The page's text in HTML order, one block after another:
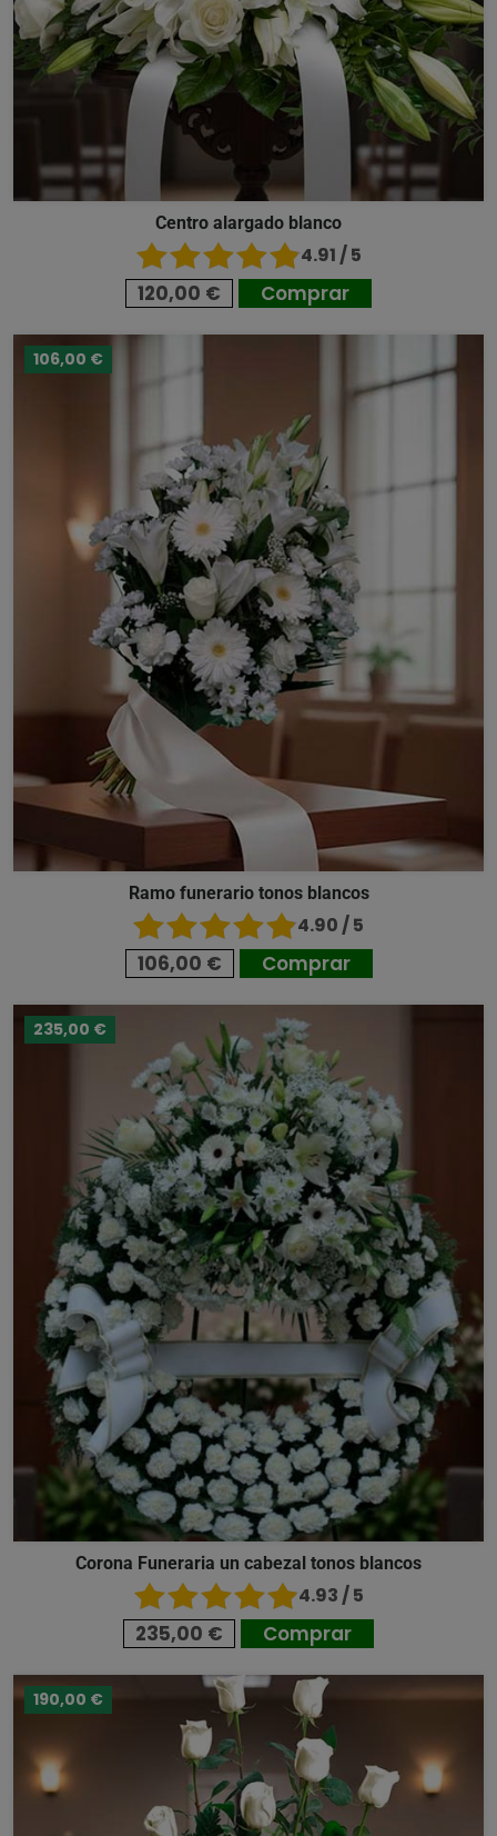
Centro alargado blanco
4.91 / 5
120,00 € Comprar
106,00 €
Ramo funerario tonos blancos
4.90 / 5
106,00 € Comprar
235,00 €
Corona Funeraria un cabezal tonos blancos
4.93 / 5
235,00 € Comprar
190,00 €